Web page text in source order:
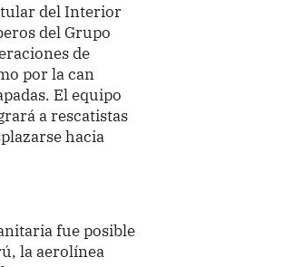
del Interior
del Grupo
de
por la can
El equipo
a rescatistas
hacia
fue posible
la aerolínea